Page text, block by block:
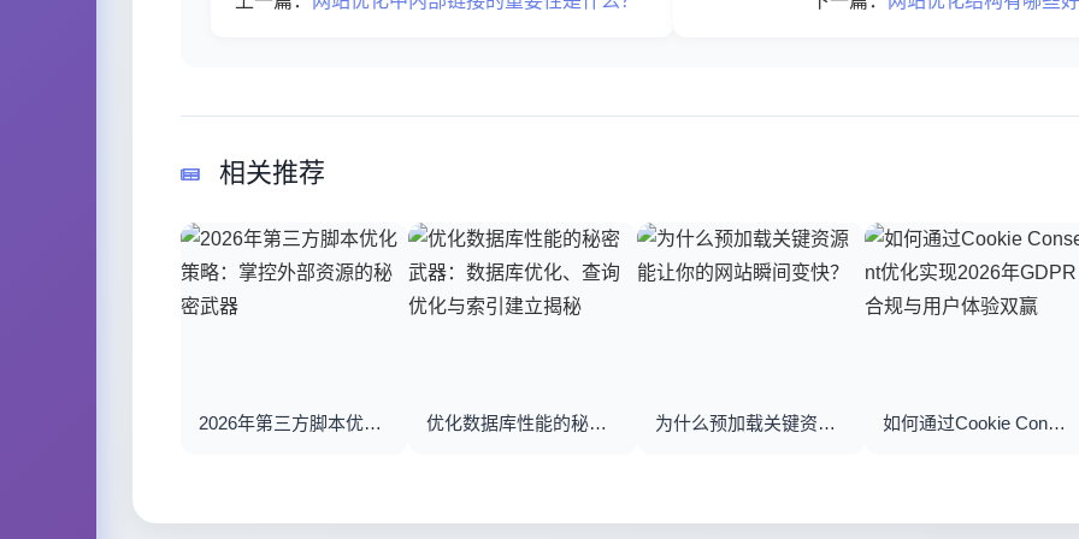
相关推荐
2026年第三方脚本优化策略：掌控外部资源的秘密武器 优化数据库性能的秘密武器：数据库优化、查询优化与索引建立揭秘 为什么预加载关键资源能让你的网站瞬间变快？ 如何通过Cookie Consent优化实现2026年GDPR合规与用户体验双赢